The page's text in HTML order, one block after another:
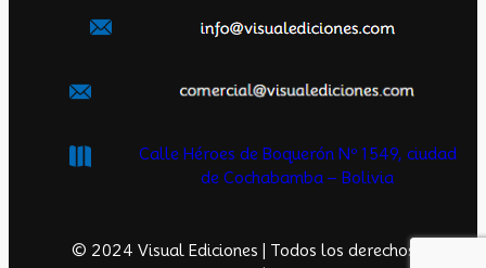
Calle Héroes de Boquerón Nº 1549, ciudad
de Cochabamba – Bolivia
© 2024 Visual Ediciones | Todos los derechos